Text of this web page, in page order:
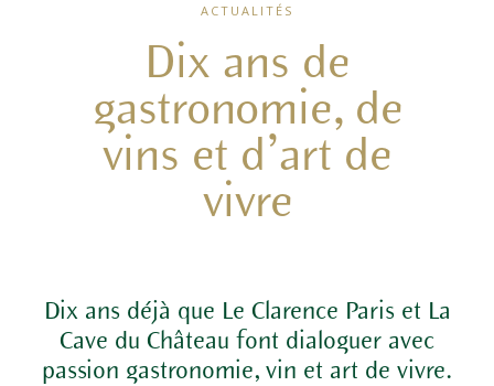
ACTUALITÉS
Dix ans de
gastronomie, de
vins et d’art de
vivre
Dix ans déjà que Le Clarence Paris et La
Cave du Château font dialoguer avec
passion gastronomie, vin et art de vivre.